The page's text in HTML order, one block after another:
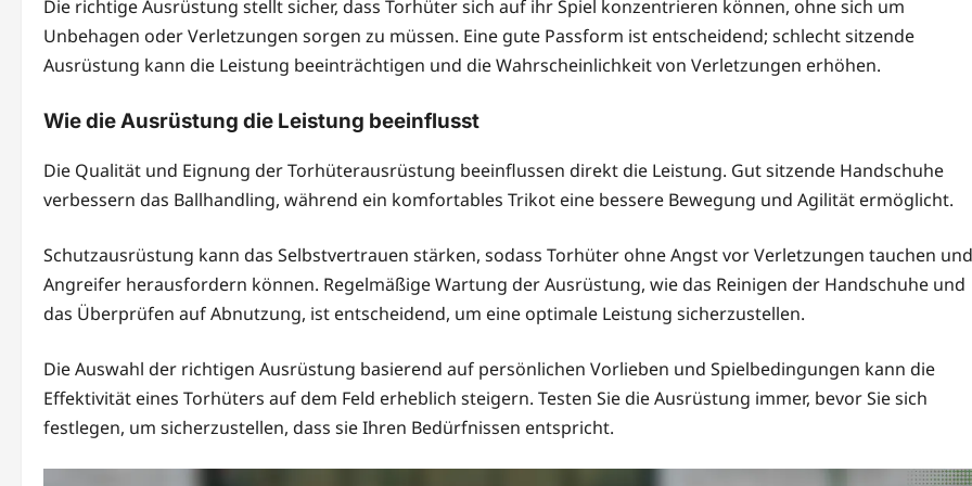
Die richtige Ausrüstung stellt sicher, dass Torhüter sich auf ihr Spiel konzentrieren können, ohne sich um
Unbehagen oder Verletzungen sorgen zu müssen. Eine gute Passform ist entscheidend; schlecht sitzende
Ausrüstung kann die Leistung beeinträchtigen und die Wahrscheinlichkeit von Verletzungen erhöhen.
Wie die Ausrüstung die Leistung beeinflusst
Die Qualität und Eignung der Torhüterausrüstung beeinflussen direkt die Leistung. Gut sitzende Handschuhe
verbessern das Ballhandling, während ein komfortables Trikot eine bessere Bewegung und Agilität ermöglicht.
Schutzausrüstung kann das Selbstvertrauen stärken, sodass Torhüter ohne Angst vor Verletzungen tauchen und
Angreifer herausfordern können. Regelmäßige Wartung der Ausrüstung, wie das Reinigen der Handschuhe und
das Überprüfen auf Abnutzung, ist entscheidend, um eine optimale Leistung sicherzustellen.
Die Auswahl der richtigen Ausrüstung basierend auf persönlichen Vorlieben und Spielbedingungen kann die
Effektivität eines Torhüters auf dem Feld erheblich steigern. Testen Sie die Ausrüstung immer, bevor Sie sich
festlegen, um sicherzustellen, dass sie Ihren Bedürfnissen entspricht.